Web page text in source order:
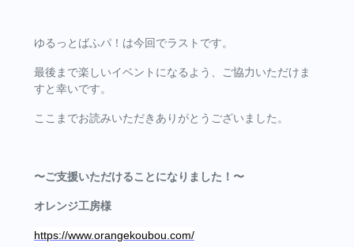
ゆるっとばふパ！は今回でラストです。
最後まで楽しいイベントになるよう、ご協力いただけま
すと幸いです。
ここまでお読みいただきありがとうございました。
〜ご支援いただけることになりました！〜
オレンジ工房様
https://www.orangekoubou.com/